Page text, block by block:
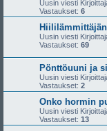
Uusin viesti
Vastaukset: 6
Uusin viesti
Vastaukset: 69
Pönttöuuni ja
Uusin viesti
Vastaukset: 2
Onko hormin
Uusin viesti
Vastaukset: 13